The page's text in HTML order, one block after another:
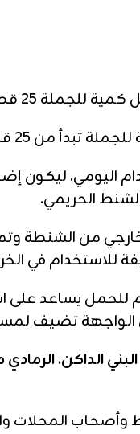
من الموديل.
من الموديل.
ليكون
الحريمي.
من الشنطة
في
يساعد على
تضيف
الداكن،
الشنط وأصحاب